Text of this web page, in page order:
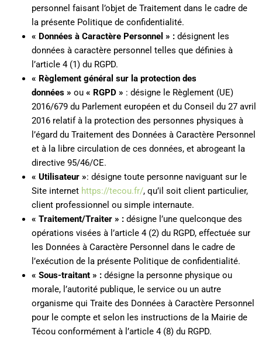
personnel faisant l’objet de Traitement dans le cadre de
la présente Politique de confidentialité.
« Données à Caractère Personnel » :désignent les
données à caractère personnel telles que définies à
l’article 4 (1) du RGPD.
« Règlement général sur la protection des
données » ou « RGPD » : désigne le Règlement (UE)
2016/679 du Parlement européen et du Conseil du 27 avril
2016 relatif à la protection des personnes physiques à
l’égard du Traitement des Données à Caractère Personnel
et à la libre circulation de ces données, et abrogeant la
directive 95/46/CE.
« Utilisateur »: désigne toute personne naviguant sur le
Site internet https://tecou.fr/, qu’il soit client particulier,
client professionnel ou simple internaute.
« Traitement/Traiter » :désigne l’une quelconque des
opérations visées à l’article 4 (2) du RGPD, effectuée sur
les Données à Caractère Personnel dans le cadre de
l’exécution de la présente Politique de confidentialité.
« Sous-traitant » :désigne la personne physique ou
morale, l’autorité publique, le service ou un autre
organisme qui Traite des Données à Caractère Personnel
pour le compte et selon les instructions de la Mairie de
Técou conformément à l’article 4 (8) du RGPD.